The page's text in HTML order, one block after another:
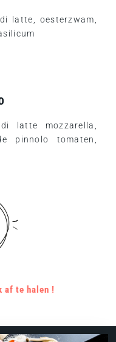
latte, oesterzwam,
latte mozzarella,
pinnolo tomaten,
af te halen !